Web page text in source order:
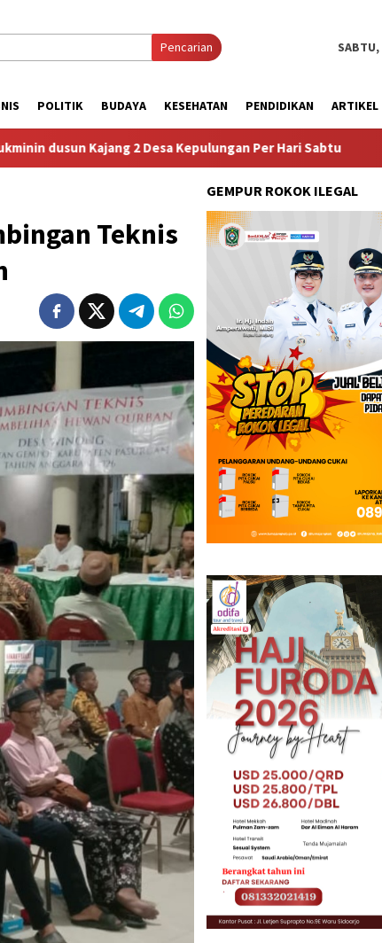
Pencarian SABTU,
POLITIK BUDAYA KESEHATAN PENDIDIKAN ARTIKEL
Per Hari Sabtu Dugaan Pungli SKAB di BPRD
Teknis
GEMPUR ROKOK ILEGAL